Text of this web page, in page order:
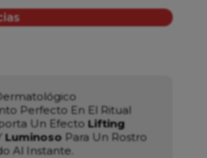
Perfecto En El Ritual
Un Efecto Lifting
Luminoso Para Un Rostro
Al Instante.